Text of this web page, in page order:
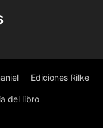
Ediciones Rilke
del libro